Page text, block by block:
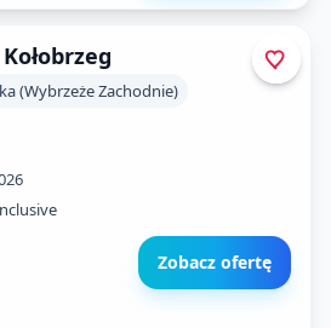
(Wybrzeże Zachodnie)
Zobacz ofertę